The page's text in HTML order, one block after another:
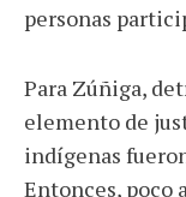
personas
Para Zúñiga,
elemento de
indígenas
Entonces, poco